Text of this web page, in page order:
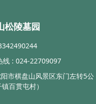
松陵墓园
线 : 024-22709097
市棋盘山风景区东门左转5公
百贯屯村）